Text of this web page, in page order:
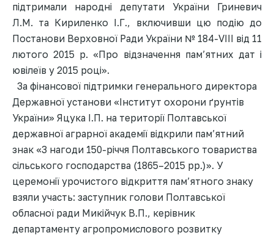
підтримали народні депутати України Гриневич
Л.М. та Кириленко І.Г., включивши цю подію до
Постанови Верховної Ради України № 184-VIII від 11
лютого 2015 р. «Про відзначення пам’ятних дат і
ювілеїв у 2015 році».
За фінансової підтримки генерального директора
Державної установи «Інститут охорони ґрунтів
України» Яцука І.П. на території Полтавської
державної аграрної академії відкрили пам’ятний
знак «З нагоди 150-річчя Полтавського товариства
сільського господарства (1865–2015 рр.)». У
церемонії урочистого відкриття пам’ятного знаку
взяли участь: заступник голови Полтавської
обласної ради Микійчук В.П., керівник
департаменту агропромислового розвитку